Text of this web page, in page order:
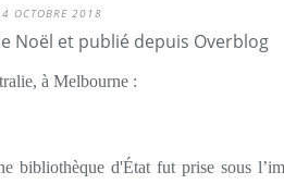
OCTOBRE 2018
Noël et publié depuis Overblog
à Melbourne :
bibliothèque d'État fut prise sous